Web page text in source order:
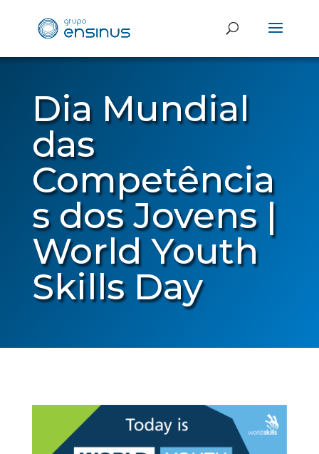
Dia Mundial
das
Competência
s dos Jovens |
World Youth
Skills Day